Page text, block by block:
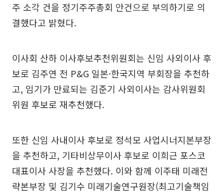
주 소각 건을 정기주주총회 안건으로 부의하기로 의
결했다고 밝혔다.
이사회 산하 이사후보추천위원회는 신임 사외이사 후
보로 김주연 전 P&G 일본·한국지역 부회장을 추천하
고, 임기가 만료되는 김준기 사외이사는 감사위원회
위원 후보로 재추천했다.
또한 신임 사내이사 후보로 정석모 사업시너지본부장
을 추천하고, 기타비상무이사 후보로 이희근 포스코
대표이사 사장을 추천했다. 이와 함께 이주태 미래전
략본부장 및 김기수 미래기술연구원장(최고기술책임